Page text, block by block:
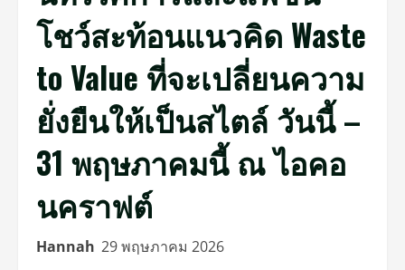
โชว์สะท้อนแนวคิด Waste
to Value ที่จะเปลี่ยนความ
ยั่งยืนให้เป็นสไตล์ วันนี้ –
31 พฤษภาคมนี้ ณ ไอคอ
นคราฟต์
Hannah 29 พฤษภาคม 2026